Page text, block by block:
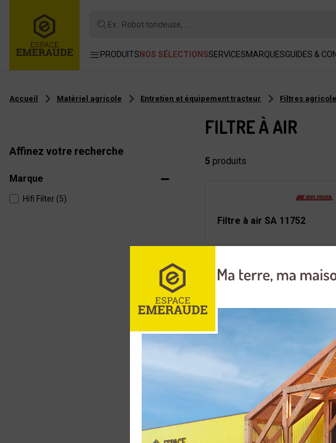
Ex : Robot tondeuse, ...
PRODUITS NOS SÉLECTIONSSERVICESMARQUESGUIDES &
Accueil Matériel agricole Entretien et équipement tracteur Filtres
Affinez votre recherche
Marque
Hifi Filter (5)
FILTRE À AIR
5 produits
Filtre à air SA 11752
Trouvez vos
engins
ligne